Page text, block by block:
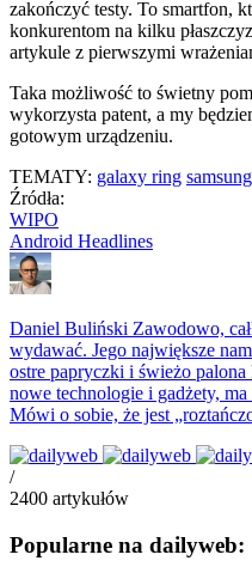
zakończyć testy. To smartfon,
konkurentom na kilku
artykule z pierwszymi
Taka możliwość to świetny
wykorzysta patent, a my
gotowym urządzeniu.
TEMATY: galaxy ring samsung
Źródła:
WIPO
Android Headlines
Daniel Buliński Zawodowo,
wydawać. Jego największe
ostre papryczki i świeżo
nowe technologie i gadżety,
Mówi o sobie, że jest
/
2400 artykułów
Popularne na dailyweb: